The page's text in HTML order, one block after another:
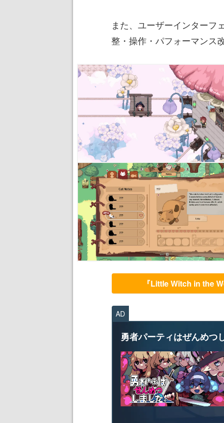
また、ユーザーインターフ
整・操作・パフォーマンス
『Little Witch in the
AD
勇者パーティはぜんめつ